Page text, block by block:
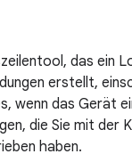
das ein
erstellt,
wenn das Gerät
die Sie mit der
haben.